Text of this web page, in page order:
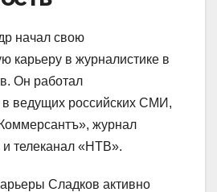
начал свою
карьеру в журналистике в
Он работал
в ведущих российских СМИ,
журнал
и телеканал «НТВ».
Сладков активно